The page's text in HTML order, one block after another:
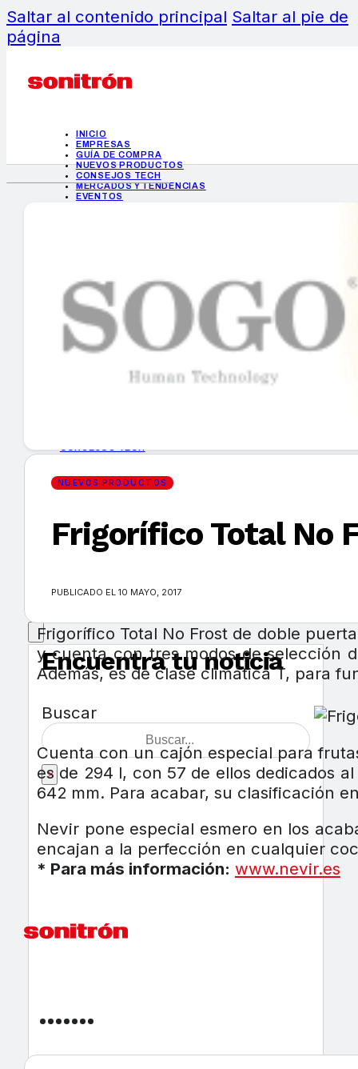
Saltar al contenido principal Saltar al pie de
página
INICIO
EMPRESAS
GUÍA DE COMPRA
NUEVOS PRODUCTOS
CONSEJOS TECH
MERCADOS Y TENDENCIAS
EVENTOS
INICIO
EMPRESAS
GUÍA DE COMPRA
MERCADOS Y TENDENCIAS
EVENTOS
Encuentra tu noticia
Buscar
×
NUEVOS PRODUCTOS
Frigorífico Total No
PUBLICADO EL 10 MAYO, 2017
Frigorífico Total No Frost de doble
y cuenta con tres modos de selección
Además, es de clase climática T, para
Cuenta con un cajón especial para
es de 294 l, con 57 de ellos dedicados
642 mm. Para acabar, su clasificación
Nevir pone especial esmero en los
encajan a la perfección en cualquier
* Para más información: www.nevir.es